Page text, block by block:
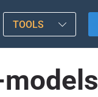
TOOLS